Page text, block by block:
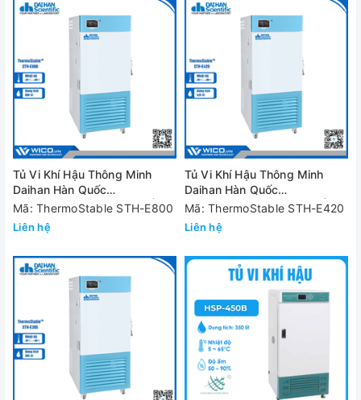
Tủ Vi Khí Hậu Thông Minh
Daihan Hàn Quốc
ThermoStable STH-E800 |
800 Lít
Mã: ThermoStable STH-E800
Liên hệ
Tủ Vi Khí Hậu Thông Minh
Daihan Hàn Quốc
ThermoStable STH-E420 |
420 Lít
Mã: ThermoStable STH-E420
Liên hệ